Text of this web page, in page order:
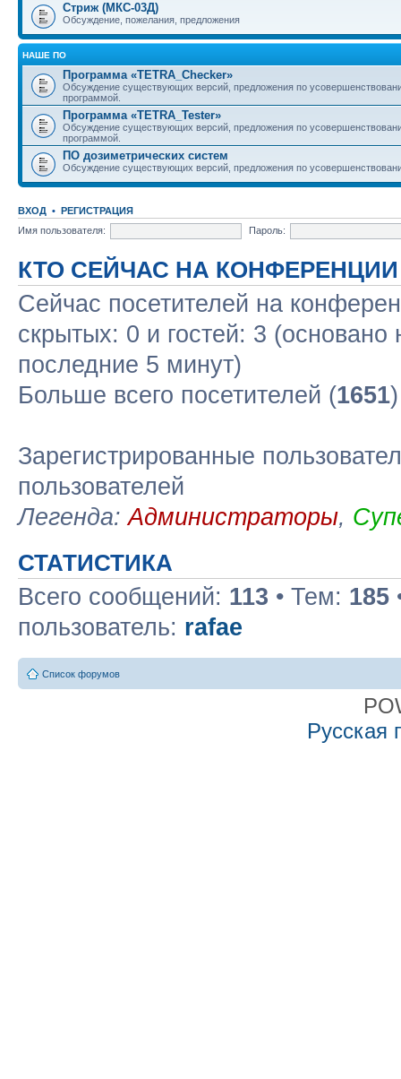
Стриж (МКС-03Д)
Обсуждение, пожелания, предложения
НАШЕ ПО
Программа «TETRA_Checker»
Обсуждение существующих версий, предложения по
программой.
Программа «TETRA_Tester»
Обсуждение существующих версий, предложения по
программой.
ПО дозиметрических систем
Обсуждение существующих версий, предложения по
ВХОД • РЕГИСТРАЦИЯ
Имя пользователя:
Пароль:
КТО СЕЙЧАС НА КОНФЕРЕНЦИИ
Сейчас посетителей на
скрытых: 0 и гостей: 3 (основано
последние 5 минут)
Больше всего посетителей (1651
Зарегистрированные
пользователей
Легенда:Администраторы,
СТАТИСТИКА
Всего сообщений: 113 • Тем: 185
пользователь: rafae
Список форумов
Русская